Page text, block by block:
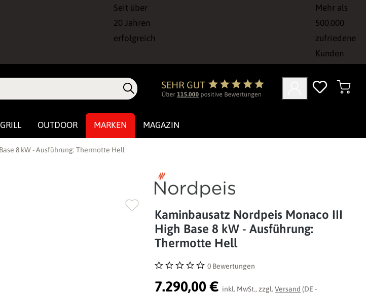
Seit über
20 Jahren
erfolgreich
Mehr als
500.000
zufriedene
Kunden
GRILL OUTDOOR MARKEN MAGAZIN
8 kW - Ausführung: Thermotte Hell
Kaminbausatz Nordpeis Monaco III
High Base 8 kW - Ausführung:
Thermotte Hell
Durchschnittliche Bewertung von 0 von 5 Sternen
0 Bewertungen
7.290,00 € inkl. MwSt., zzgl.Versand (DE -